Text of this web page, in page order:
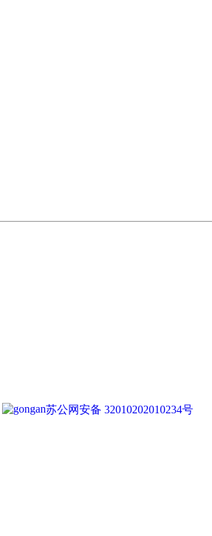
苏公网安备 32010202010234号